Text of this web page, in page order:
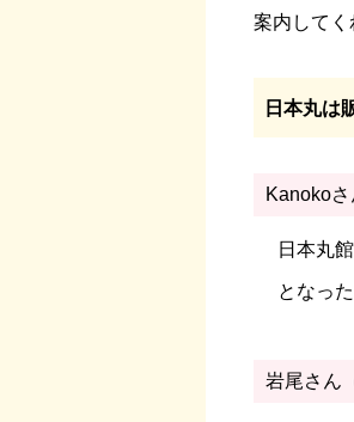
案内して
日本丸は
Kanokoさ
日本丸
となっ
岩尾さん